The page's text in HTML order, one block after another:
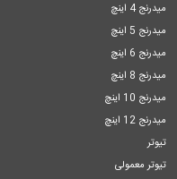
میدرنج 4 اینچ
میدرنج 5 اینچ
میدرنج 6 اینچ
میدرنج 8 اینچ
میدرنج 10 اینچ
میدرنج 12 اینچ
تیوتر
تیوتر معمولی